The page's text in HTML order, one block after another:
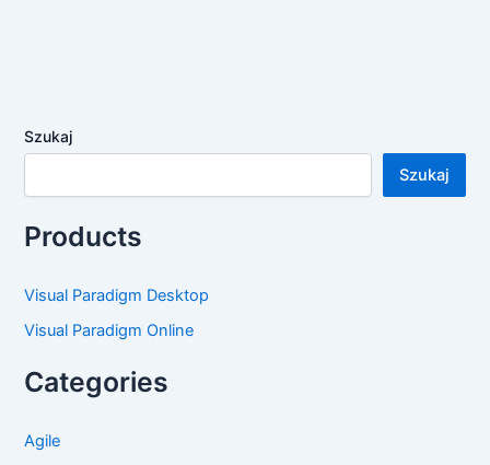
Szukaj
Szukaj
Products
Visual Paradigm Desktop
Visual Paradigm Online
Categories
Agile